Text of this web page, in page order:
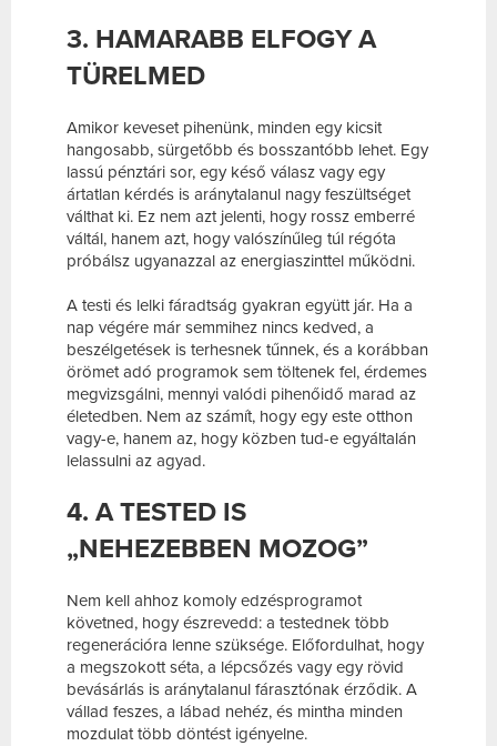
3. HAMARABB ELFOGY A
TÜRELMED
Amikor keveset pihenünk, minden egy kicsit
hangosabb, sürgetőbb és bosszantóbb lehet. Egy
lassú pénztári sor, egy késő válasz vagy egy
ártatlan kérdés is aránytalanul nagy feszültséget
válthat ki. Ez nem azt jelenti, hogy rossz emberré
váltál, hanem azt, hogy valószínűleg túl régóta
próbálsz ugyanazzal az energiaszinttel működni.
A testi és lelki fáradtság gyakran együtt jár. Ha a
nap végére már semmihez nincs kedved, a
beszélgetések is terhesnek tűnnek, és a korábban
örömet adó programok sem töltenek fel, érdemes
megvizsgálni, mennyi valódi pihenőidő marad az
életedben. Nem az számít, hogy egy este otthon
vagy-e, hanem az, hogy közben tud-e egyáltalán
lelassulni az agyad.
4. A TESTED IS
„NEHEZEBBEN MOZOG”
Nem kell ahhoz komoly edzésprogramot
követned, hogy észrevedd: a testednek több
regenerációra lenne szüksége. Előfordulhat, hogy
a megszokott séta, a lépcsőzés vagy egy rövid
bevásárlás is aránytalanul fárasztónak érződik. A
vállad feszes, a lábad nehéz, és mintha minden
mozdulat több döntést igényelne.